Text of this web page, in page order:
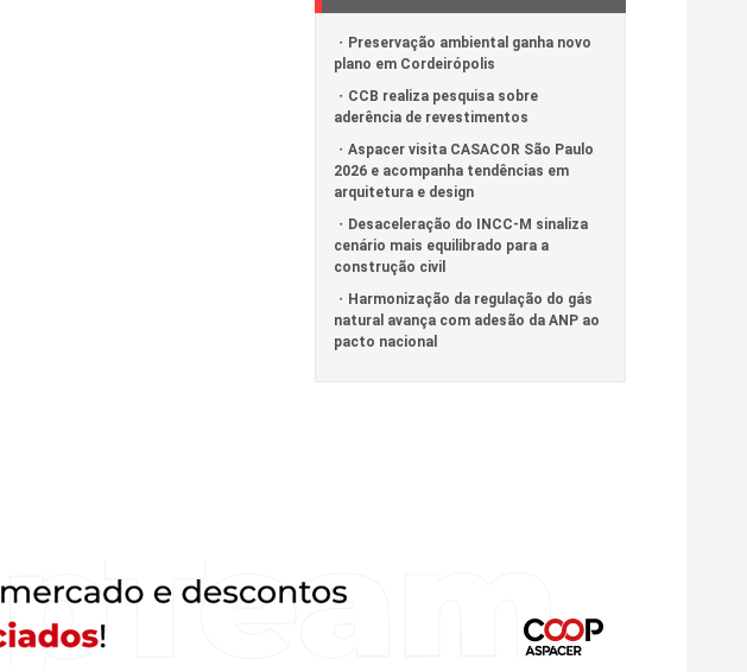
Preservação ambiental ganha novo
plano em Cordeirópolis
CCB realiza pesquisa sobre
aderência de revestimentos
Aspacer visita CASACOR São Paulo
2026 e acompanha tendências em
arquitetura e design
Desaceleração do INCC-M sinaliza
cenário mais equilibrado para a
construção civil
Harmonização da regulação do gás
natural avança com adesão da ANP ao
pacto nacional